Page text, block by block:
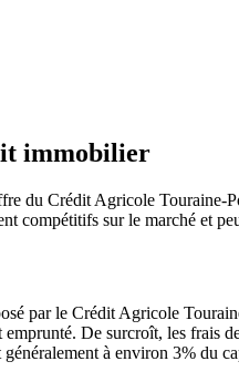
immobilier
du Crédit Agricole
compétitifs sur le marché et
par le Crédit Agricole
De surcroît, les frais
à environ 3%